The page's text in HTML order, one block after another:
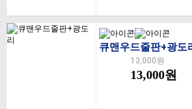
큐맨우드줄판+광도
13,000원
13,000원